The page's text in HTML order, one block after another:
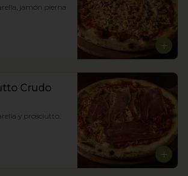
jamón pierna
Crudo
y prosciutto.